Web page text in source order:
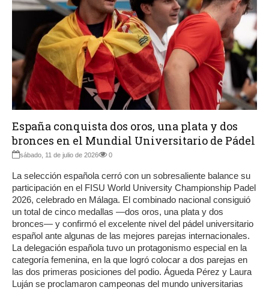
España conquista dos oros, una plata y dos
bronces en el Mundial Universitario de Pádel
sábado, 11 de julio de 2026 0
La selección española cerró con un sobresaliente balance su
participación en el FISU World University Championship Padel
2026, celebrado en Málaga. El combinado nacional consiguió
un total de cinco medallas —dos oros, una plata y dos
bronces— y confirmó el excelente nivel del pádel universitario
español ante algunas de las mejores parejas internacionales.
La delegación española tuvo un protagonismo especial en la
categoría femenina, en la que logró colocar a dos parejas en
las dos primeras posiciones del podio. Águeda Pérez y Laura
Luján se proclamaron campeonas del mundo universitarias